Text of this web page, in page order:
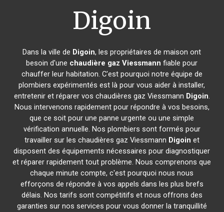
Digoin
Dans la ville de Digoin, les propriétaires de maison ont
besoin d'une chaudière gaz Viessmann fiable pour
chauffer leur habitation. C'est pourquoi notre équipe de
plombiers expérimentés est là pour vous aider à installer,
entretenir et réparer vos chaudières gaz Viessmann Digoin.
Nous intervenons rapidement pour répondre à vos besoins,
que ce soit pour une panne urgente ou une simple
vérification annuelle. Nos plombiers sont formés pour
travailler sur les chaudières gaz Viessmann Digoin et
disposent des équipements nécessaires pour diagnostiquer
et réparer rapidement tout problème. Nous comprenons que
chaque minute compte, c'est pourquoi nous nous
efforçons de répondre à vos appels dans les plus brefs
délais. Nos tarifs sont compétitifs et nous offrons des
garanties sur nos services pour vous donner la tranquillité